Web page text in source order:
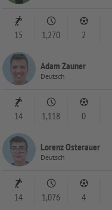
15 1,270 2
Adam Zauner
Deutsch
14 1,118 0
Lorenz Osterauer
Deutsch
14 1,076 4